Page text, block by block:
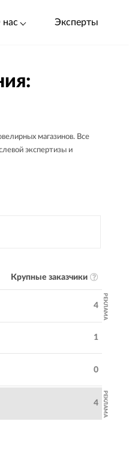
Эксперты
магазинов. Все
экспертизы и
Крупные заказчики
4 РЕКЛАМА
1
0
4 РЕКЛАМА